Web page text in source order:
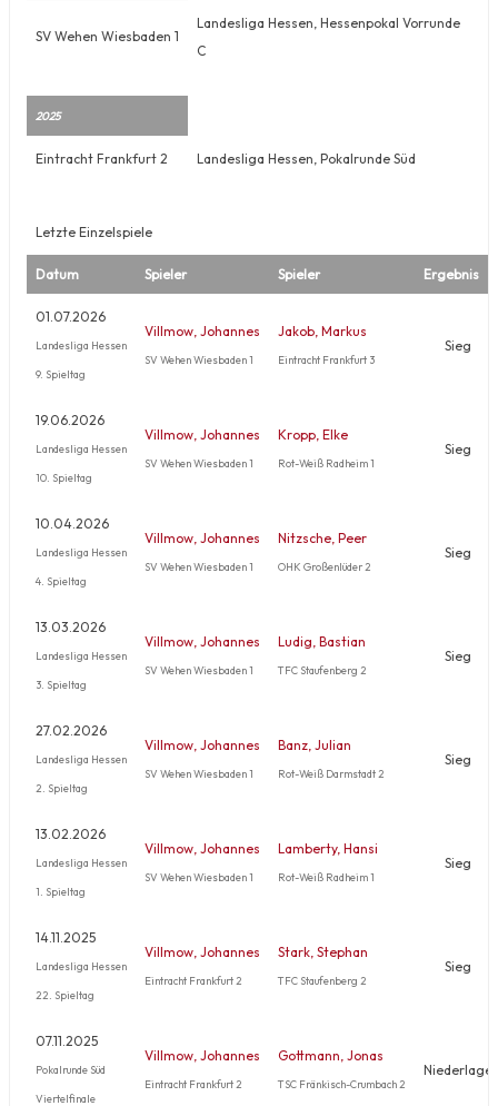
SV Wehen Wiesbaden 1
Landesliga Hessen, Hessenpokal Vorrunde
C
2025
Eintracht Frankfurt 2 Landesliga Hessen, Pokalrunde Süd
Letzte Einzelspiele
Datum Spieler Spieler Ergebnis
01.07.2026
Landesliga Hessen
9. Spieltag
Villmow, Johannes
SV Wehen Wiesbaden 1
Jakob, Markus
Eintracht Frankfurt 3
Sieg
19.06.2026
Landesliga Hessen
10. Spieltag
Villmow, Johannes
SV Wehen Wiesbaden 1
Kropp, Elke
Rot-Weiß Radheim 1
Sieg
10.04.2026
Landesliga Hessen
4. Spieltag
Villmow, Johannes
SV Wehen Wiesbaden 1
Nitzsche, Peer
OHK Großenlüder 2
Sieg
13.03.2026
Landesliga Hessen
3. Spieltag
Villmow, Johannes
SV Wehen Wiesbaden 1
Ludig, Bastian
TFC Staufenberg 2
Sieg
27.02.2026
Landesliga Hessen
2. Spieltag
Villmow, Johannes
SV Wehen Wiesbaden 1
Banz, Julian
Rot-Weiß Darmstadt 2
Sieg
13.02.2026
Landesliga Hessen
1. Spieltag
Villmow, Johannes
SV Wehen Wiesbaden 1
Lamberty, Hansi
Rot-Weiß Radheim 1
Sieg
14.11.2025
Landesliga Hessen
22. Spieltag
Villmow, Johannes
Eintracht Frankfurt 2
Stark, Stephan
TFC Staufenberg 2
Sieg
07.11.2025
Pokalrunde Süd
Viertelfinale
Villmow, Johannes
Eintracht Frankfurt 2
Gottmann, Jonas
TSC Fränkisch-Crumbach 2
Niederlage